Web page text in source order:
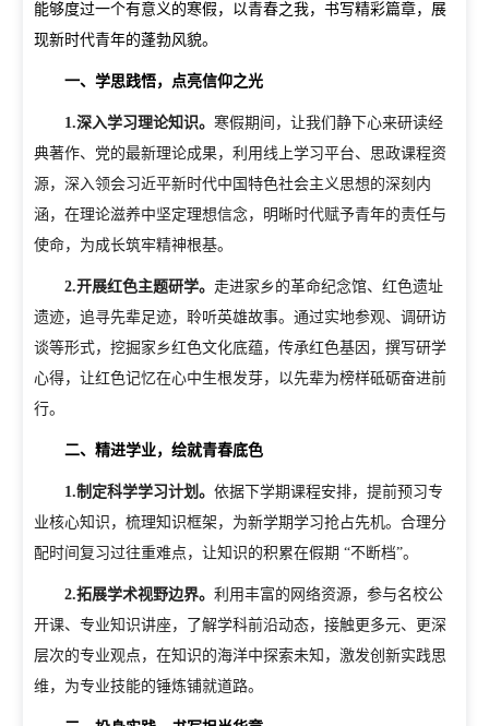
学校概况
学校简介 现任领导 校徽校训校风
办学定位
校庆日
学院规划
党建工作
招生信息网 就业信息网
组织机构
能够度过一个有意义的寒假，以青春之我，书写精彩篇章，展
现新时代青年的蓬勃风貌。
一、学思践悟，点亮信仰之光
1.深入学习理论知识。寒假期间，让我们静下心来研读经
典著作、党的最新理论成果，利用线上学习平台、思政课程资
源，深入领会习近平新时代中国特色社会主义思想的深刻内
涵，在理论滋养中坚定理想信念，明晰时代赋予青年的责任与
使命，为成长筑牢精神根基。
2.开展红色主题研学。走进家乡的革命纪念馆、红色遗址
遗迹，追寻先辈足迹，聆听英雄故事。通过实地参观、调研访
谈等形式，挖掘家乡红色文化底蕴，传承红色基因，撰写研学
心得，让红色记忆在心中生根发芽，以先辈为榜样砥砺奋进前
行。
二、精进学业，绘就青春底色
1.制定科学学习计划。依据下学期课程安排，提前预习专
业核心知识，梳理知识框架，为新学期学习抢占先机。合理分
配时间复习过往重难点，让知识的积累在假期 “不断档”。
2.拓展学术视野边界。利用丰富的网络资源，参与名校公
开课、专业知识讲座，了解学科前沿动态，接触更多元、更深
层次的专业观点，在知识的海洋中探索未知，激发创新实践思
维，为专业技能的锤炼铺就道路。